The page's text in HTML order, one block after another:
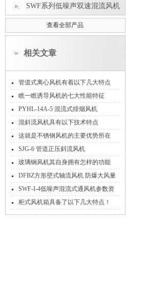
SWF系列低噪声双速混流风机
查看全部产品
相关文章
管道式离心风机有着以下几大特点
瞧一瞧诱导风机的七大性能特征
PYHL-14A-5 混流式排烟风机
混斜流风机具有以下技术特点
这就是不锈钢风机的主要优势所在
SJG-6 管道正压斜流风机
玻璃钢风机其自身拥有怎样的功能
呢？
DFBZ方形壁式轴流风机 防爆大风量
防逆流雨
SWF-I-4低噪声混流式通风机参数资
料
柜式风机箱具备了以下几大特点！